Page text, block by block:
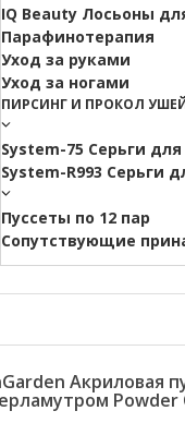
IQ Beauty Лосьоны
Парафинотерапия
Уход за руками
Уход за ногами
ПИРСИНГ И ПРОКОЛ
System-75 Серьги
System-R993 Серьги
Пуссеты по 12 пар
Cопутствующие
Акриловая
Powder